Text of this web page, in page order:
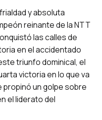
y absoluta
reinante de la NTT
las calles de
en el accidentado
triunfo dominical, el
victoria en lo que va
propinó un golpe sobre
el liderato del